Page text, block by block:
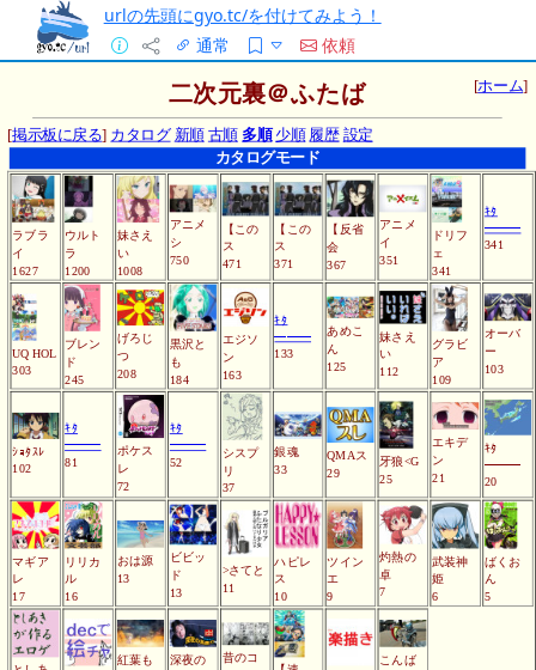
urlの先頭にgyo.tc/を付けてみよう！
通常
依頼